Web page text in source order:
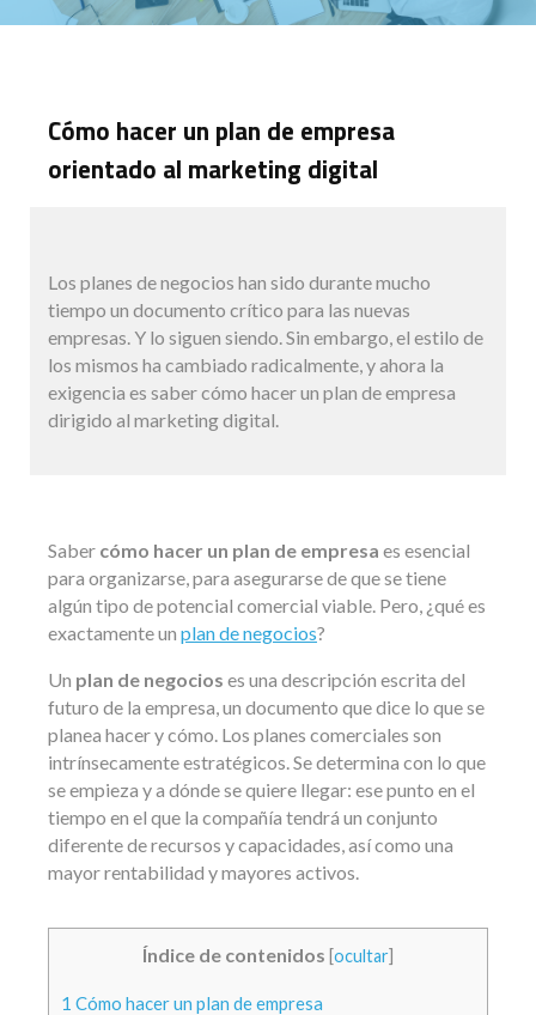
Cómo hacer un plan de empresa
orientado al marketing digital
Los planes de negocios han sido durante mucho
tiempo un documento crítico para las nuevas
empresas. Y lo siguen siendo. Sin embargo, el estilo de
los mismos ha cambiado radicalmente, y ahora la
exigencia es saber cómo hacer un plan de empresa
dirigido al marketing digital.
Saber cómo hacer un plan de empresa es esencial
para organizarse, para asegurarse de que se tiene
algún tipo de potencial comercial viable. Pero, ¿qué es
exactamente un plan de negocios?
Un plan de negocios es una descripción escrita del
futuro de la empresa, un documento que dice lo que se
planea hacer y cómo. Los planes comerciales son
intrínsecamente estratégicos. Se determina con lo que
se empieza y a dónde se quiere llegar: ese punto en el
tiempo en el que la compañía tendrá un conjunto
diferente de recursos y capacidades, así como una
mayor rentabilidad y mayores activos.
Índice de contenidos [ocultar]
1 Cómo hacer un plan de empresa